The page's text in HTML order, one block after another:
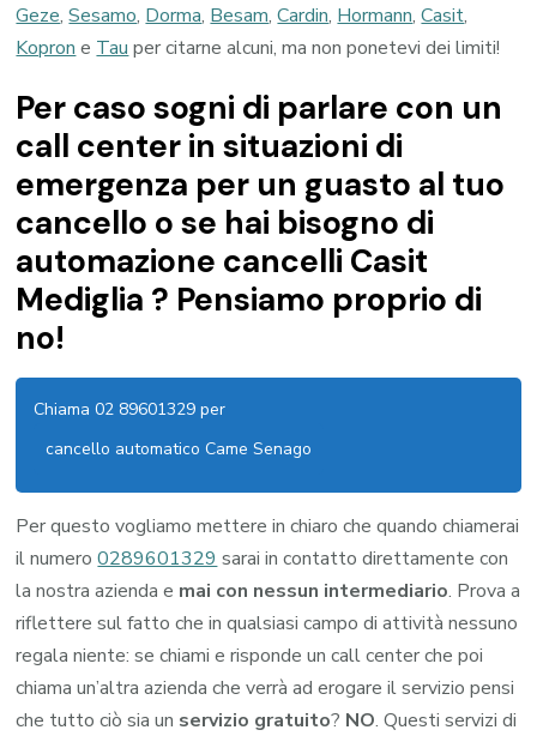
Geze,Sesamo, Dorma, Besam,Cardin, Hormann,Casit,
Kopron e Tau per citarne alcuni, ma non ponetevi dei limiti!
Per caso sogni di parlare con un
call center in situazioni di
emergenza per un guasto al tuo
cancello o se hai bisogno di
automazione cancelli Casit
Mediglia ? Pensiamo proprio di
no!
Chiama 02 89601329 per
cancello automatico Came Senago
Per questo vogliamo mettere in chiaro che quando chiamerai
il numero0289601329sarai in contatto direttamente con
la nostra azienda e mai con nessun intermediario. Prova a
riflettere sul fatto che in qualsiasi campo di attività nessuno
regala niente: se chiami e risponde un call center che poi
chiama un’altra azienda che verrà ad erogare il servizio pensi
che tutto ciò sia un servizio gratuito? NO. Questi servizi di